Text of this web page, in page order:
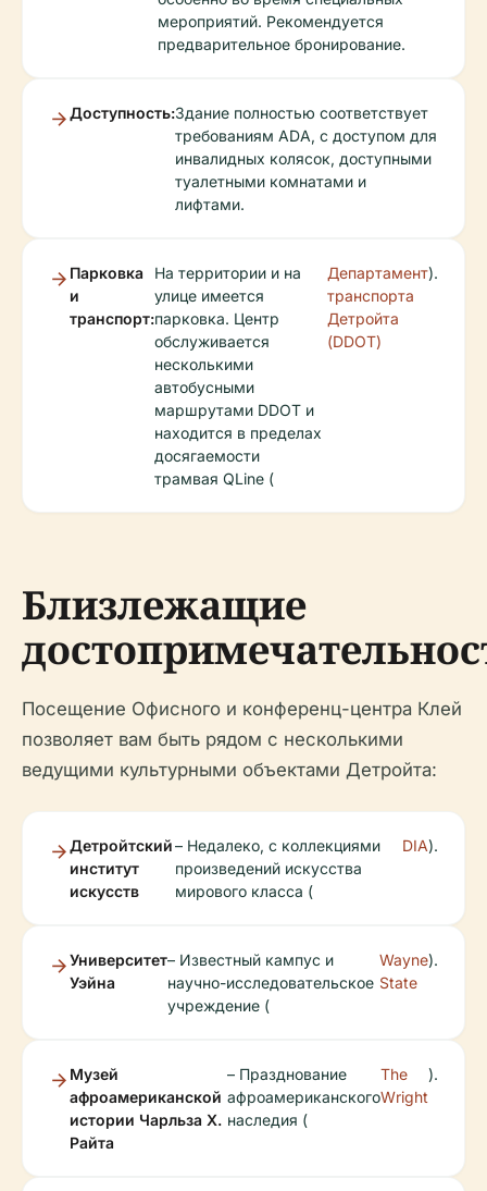
мероприятий. Рекомендуется
предварительное бронирование.
Доступность:Здание полностью соответствует
требованиям ADA, с доступом для
инвалидных колясок, доступными
туалетными комнатами и
лифтами.
Парковка
и
транспорт:
На территории и на
улице имеется
парковка. Центр
обслуживается
несколькими
автобусными
маршрутами DDOT и
находится в пределах
досягаемости
трамвая QLine (
Департамент
транспорта
Детройта
(DDOT)
).
Близлежащие
Посещение Офисного и конференц-центра Клей
позволяет вам быть рядом с несколькими
ведущими культурными объектами Детройта:
Детройтский
институт
искусств
– Недалеко, с коллекциями
произведений искусства
мирового класса (
DIA).
Университет
Уэйна
– Известный кампус и
научно-исследовательское
учреждение (
Wayne
State
).
Музей
афроамериканской
истории Чарльза Х.
Райта
– Празднование
афроамериканского
наследия (
The
Wright
).